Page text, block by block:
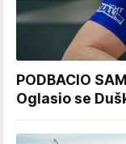
PODBACIO
Oglasio se